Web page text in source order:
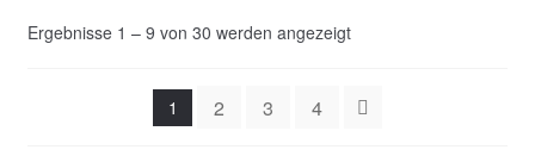
Ergebnisse 1 – 9 von 30 werden angezeigt
1 2 3 4